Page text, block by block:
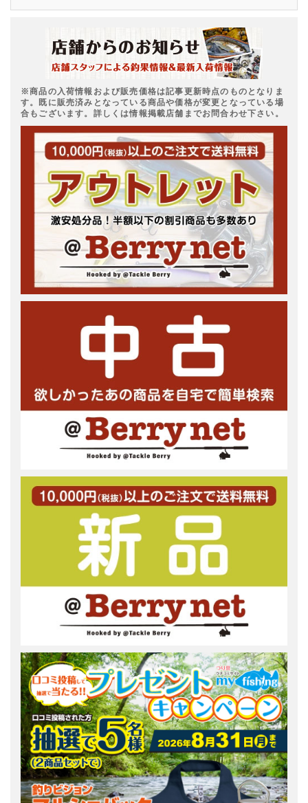
※商品の入荷情報および販売価格は記事更新時点のものとなりま
す。既に販売済みとなっている商品や価格が変更となっている場
合もございます。詳しくは情報掲載店舗までお問合わせ下さい。